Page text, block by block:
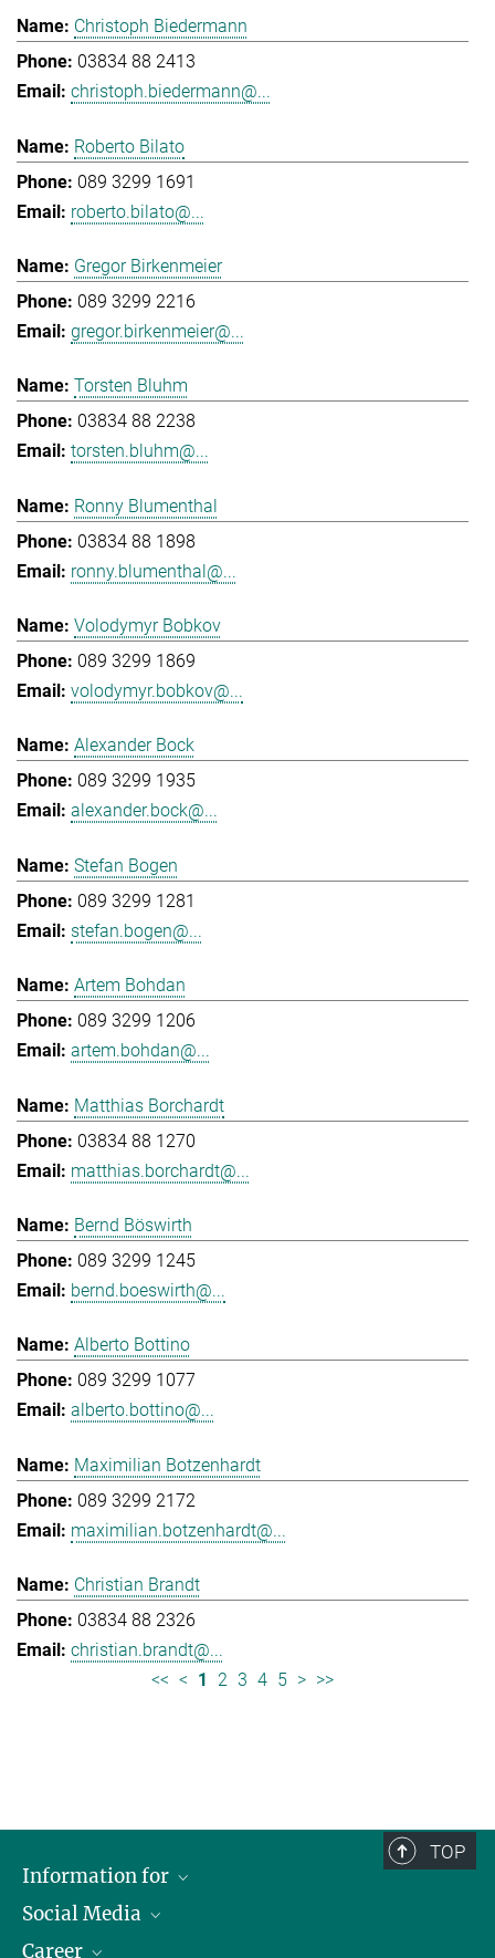
Christoph Biedermann
03834 88 2413
christoph.biedermann@...
Roberto Bilato
089 3299 1691
roberto.bilato@...
Gregor Birkenmeier
089 3299 2216
gregor.birkenmeier@...
Torsten Bluhm
03834 88 2238
torsten.bluhm@...
Ronny Blumenthal
03834 88 1898
ronny.blumenthal@...
Volodymyr Bobkov
089 3299 1869
volodymyr.bobkov@...
Alexander Bock
089 3299 1935
alexander.bock@...
Stefan Bogen
089 3299 1281
stefan.bogen@...
Artem Bohdan
089 3299 1206
artem.bohdan@...
Matthias Borchardt
03834 88 1270
matthias.borchardt@...
Bernd Böswirth
089 3299 1245
bernd.boeswirth@...
Alberto Bottino
089 3299 1077
alberto.bottino@...
Maximilian Botzenhardt
089 3299 2172
maximilian.botzenhardt@...
Christian Brandt
03834 88 2326
christian.brandt@...
<< < 1 2 3 4 5 > >>
TOP
Information for
Journalists
School
Social Media
LinkedIn
Career